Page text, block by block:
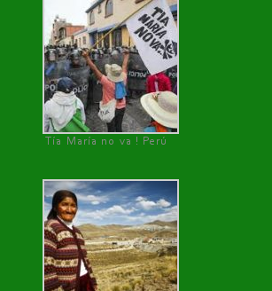
Tía María no va ! Perú